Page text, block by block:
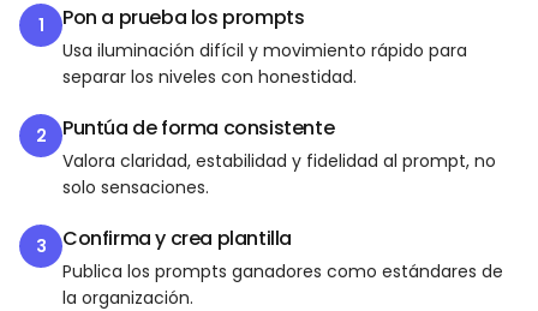
1 Pon a prueba los prompts
Usa iluminación difícil y movimiento rápido para
separar los niveles con honestidad.
2 Puntúa de forma consistente
Valora claridad, estabilidad y fidelidad al prompt, no
solo sensaciones.
3 Confirma y crea plantilla
Publica los prompts ganadores como estándares de
la organización.